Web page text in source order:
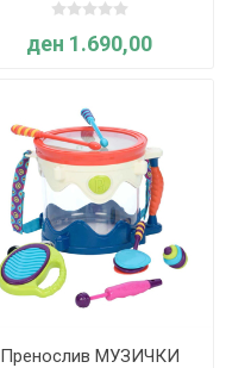
ден 1.690,00
Пренослив МУЗИЧКИ